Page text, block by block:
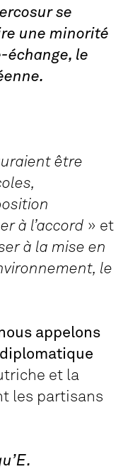
se
une minorité
échange, le
être
à l’accord » et
à la mise en
le
appelons
et la
les partisans